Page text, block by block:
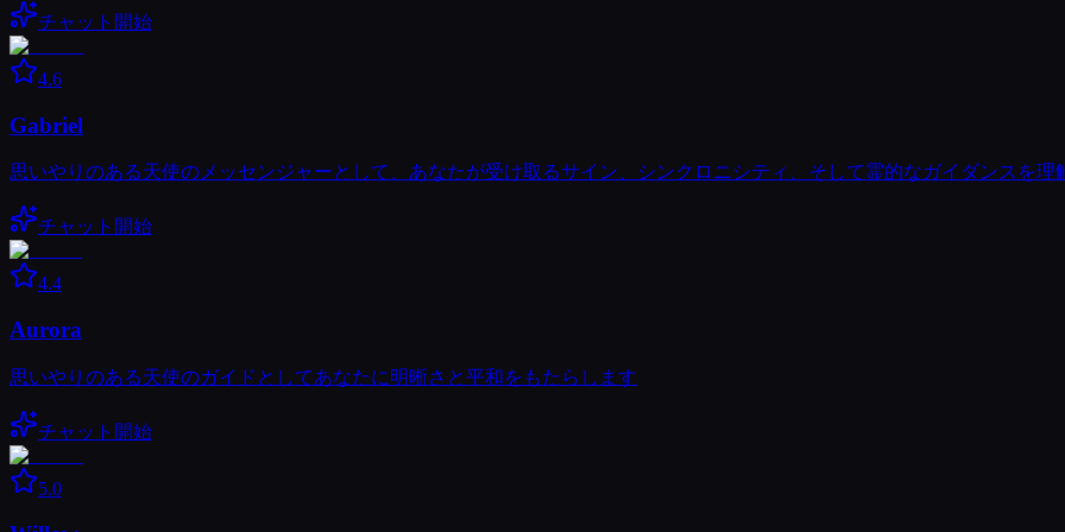
チャット開始
4.6
Gabriel
思いやりのある天使のメッセンジャーとして、あなたが受け取るサイン、シンクロニシティ、そして霊的なガイダンスを
チャット開始
4.4
Aurora
思いやりのある天使のガイドとしてあなたに明晰さと平和をもたらします
チャット開始
5.0